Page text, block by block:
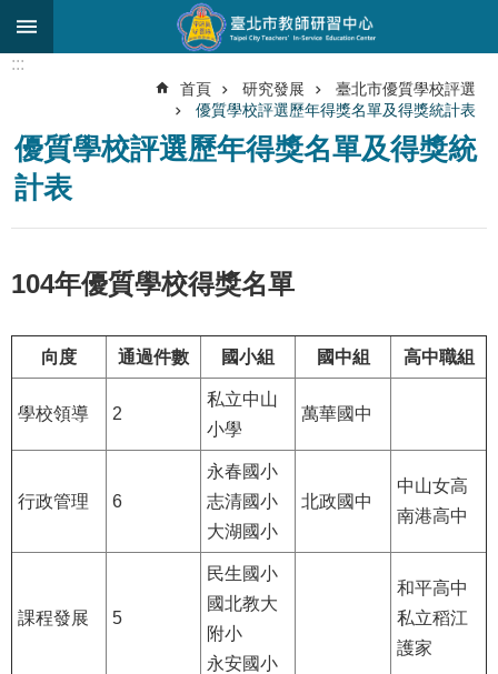
跳到主要內容區塊
尋
關
究
展
研
習
修
商
:::
首頁 研究發展
臺北市優質學校評選
優質學校評選歷年得獎名單及得獎統計表
優質學校評選歷年得獎名單及得獎統
計表
104年優質學校得獎名單
向度 通過件數 國小組 國中組 高中職組
學校領導 2
私立中山
小學
萬華國中
行政管理 6
永春國小
志清國小
大湖國小
北政國中
中山女高
南港高中
課程發展 5
民生國小
國北教大
附小
永安國小
和平高中
私立稻江
護家